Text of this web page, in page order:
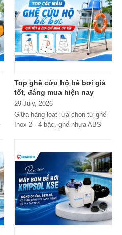
Top ghế cứu hộ bể bơi giá
tốt, đáng mua hiện nay
29 July, 2026
Giữa hàng loạt lựa chọn từ ghế
Inox 2 - 4 bậc, ghế nhựa ABS